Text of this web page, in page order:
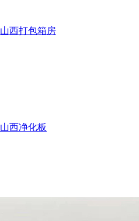
山西打包箱房
山西净化板